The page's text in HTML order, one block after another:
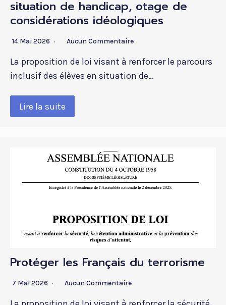
situation de handicap, otage de
considérations idéologiques
14 Mai 2026 Aucun Commentaire
La proposition de loi visant à renforcer le parcours
inclusif des élèves en situation de…
Lire la suite
Protéger les Français du terrorisme
7 Mai 2026 Aucun Commentaire